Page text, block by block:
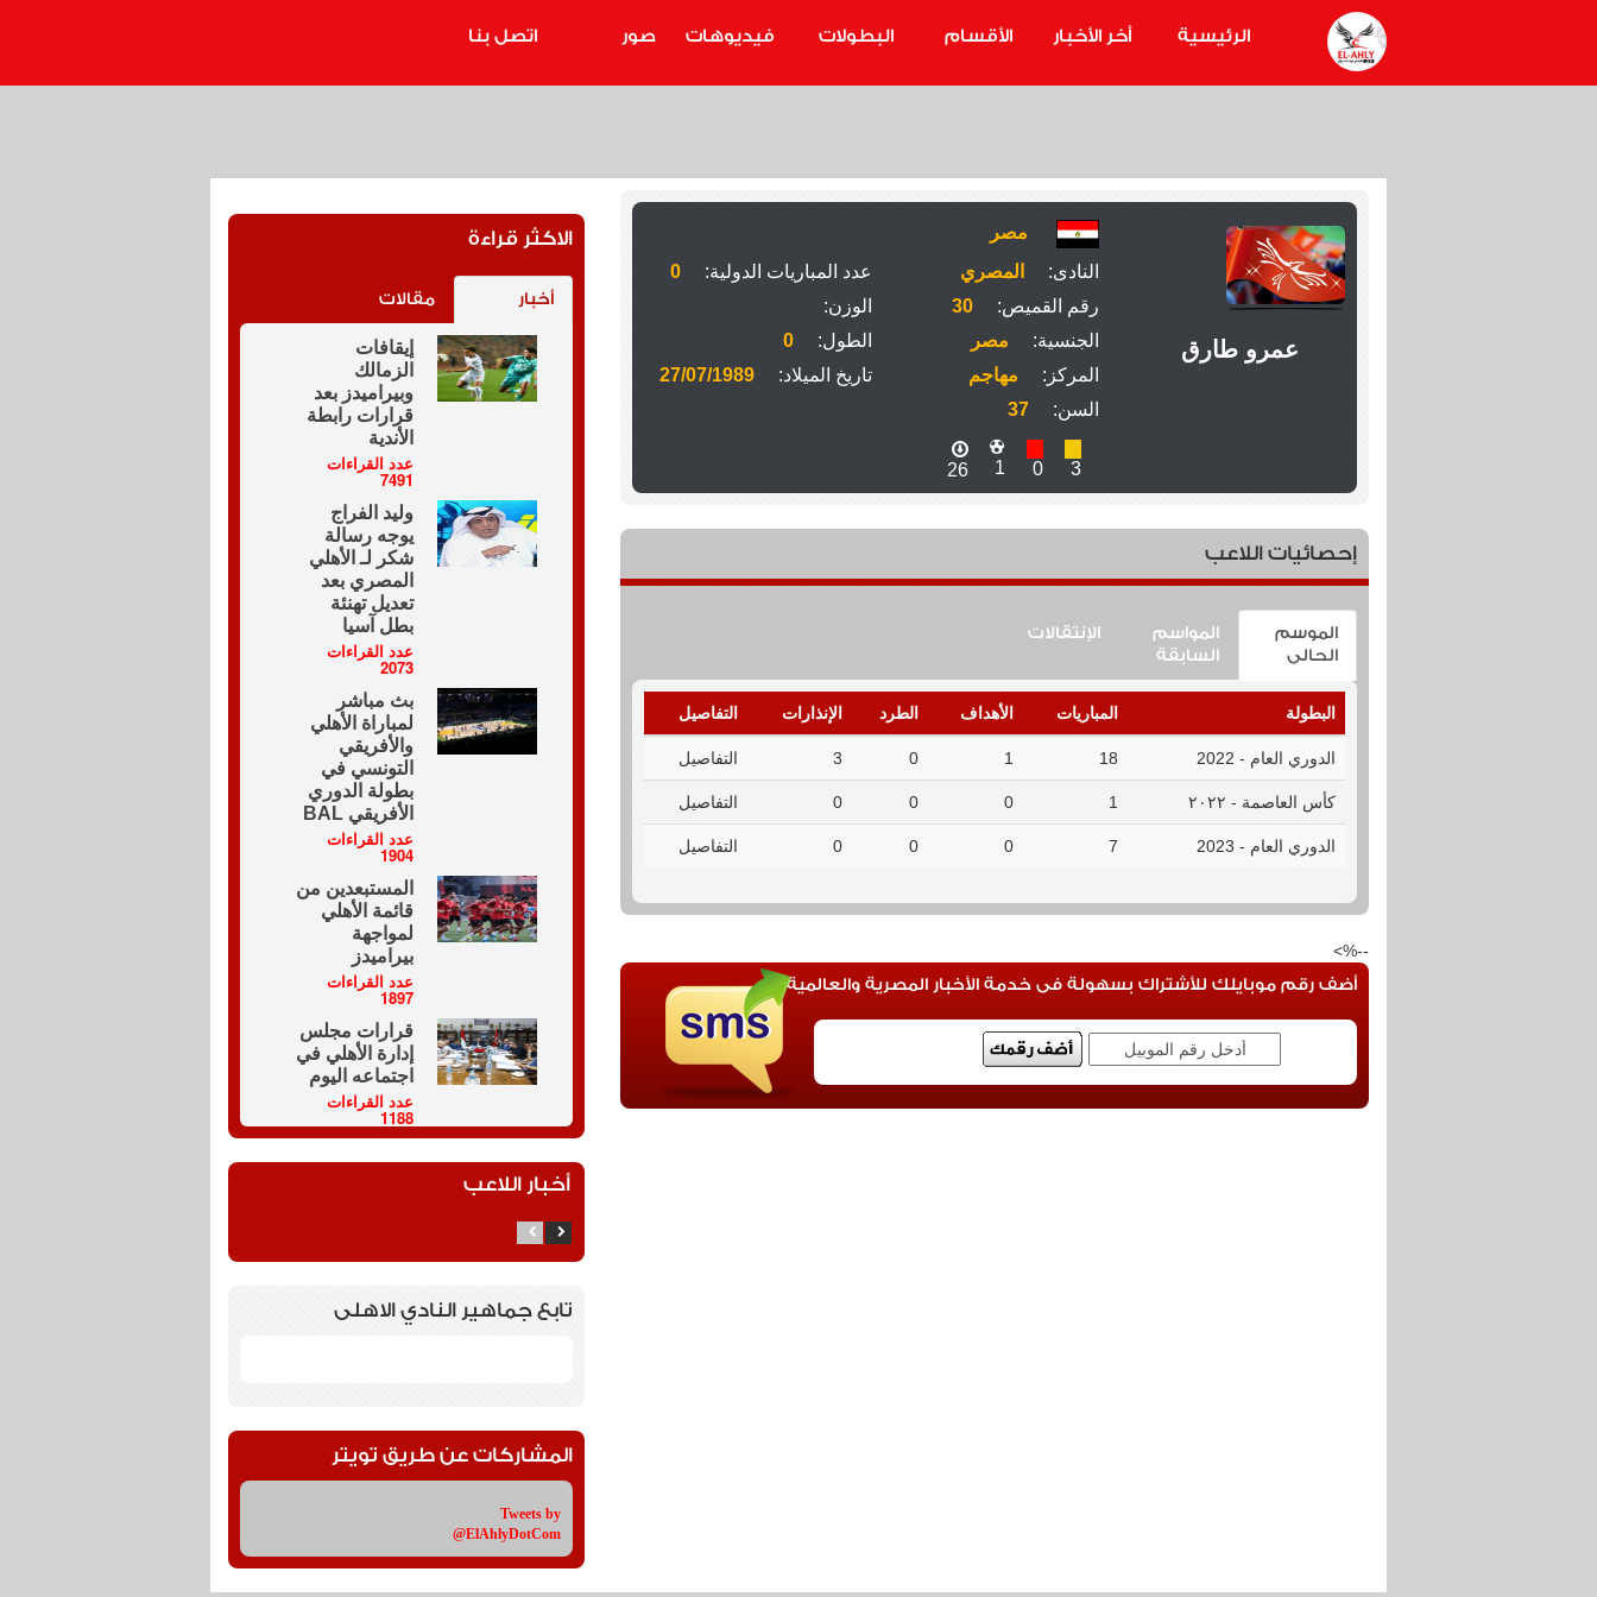
الرئيسية أخر الأخبار الأقسام البطولات فيديوهات صور اتصل بنا
عمرو طارق
مصر
النادى:
المصري عدد المباريات الدولية:
0
رقم القميص:
30
الوزن:
الجنسية:
مصر الطول:
0
المركز:
مهاجم تاريخ الميلاد:
27/07/1989
السن:
37
3
0
1
26
إحصائيات اللاعب
الموسم
الحالى
المواسم
السابقة
الإنتقالات
البطولة المباريات الأهداف الطرد الإنذارات التفاصيل
الدوري العام - 2022 18
1
0
3 التفاصيل
كأس العاصمة - ٢٠٢٢ 1
0
0
0 التفاصيل
الدوري العام - 2023 7
0
0
0 التفاصيل
--%>
أضف رقم موبايلك للأشتراك بسهولة فى خدمة الأخبار المصرية والعالمية
الاكثر قراءة
أخبار مقالات
إيقافات
الزمالك
وبيراميدز بعد
قرارات رابطة
الأندية
عدد القراءات
7491
وليد الفراج
يوجه رسالة
شكر لـ الأهلي
المصري بعد
تعديل تهنئة
بطل آسيا
عدد القراءات
2073
بث مباشر
لمباراة الأهلي
والأفريقي
التونسي في
بطولة الدوري
الأفريقي BAL
عدد القراءات
1904
المستبعدين من
قائمة الأهلي
لمواجهة
بيراميدز
عدد القراءات
1897
قرارات مجلس
إدارة الأهلي في
اجتماعه اليوم
عدد القراءات
1188
أخبار اللاعب
تابع جماهير النادي الاهلى
المشاركات عن طريق تويتر
Tweets by
@ElAhlyDotCom